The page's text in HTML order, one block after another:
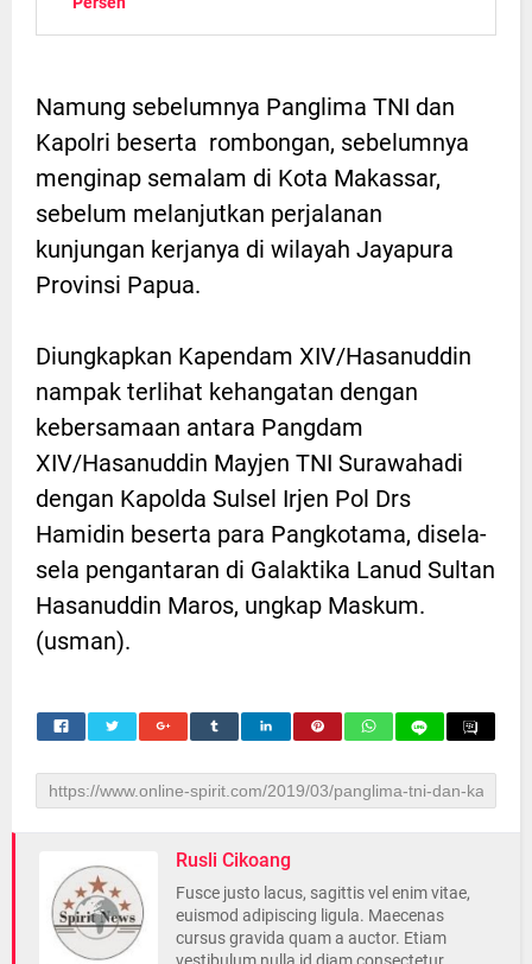
Namung sebelumnya Panglima TNI dan
Kapolri beserta rombongan, sebelumnya
menginap semalam di Kota Makassar,
sebelum melanjutkan perjalanan
kunjungan kerjanya di wilayah Jayapura
Provinsi Papua.
Diungkapkan Kapendam XIV/Hasanuddin
nampak terlihat kehangatan dengan
kebersamaan antara Pangdam
XIV/Hasanuddin Mayjen TNI Surawahadi
dengan Kapolda Sulsel Irjen Pol Drs
Hamidin beserta para Pangkotama, disela-
sela pengantaran di Galaktika Lanud Sultan
Hasanuddin Maros, ungkap Maskum.
(usman).
Rusli Cikoang
Fusce justo lacus, sagittis vel enim vitae,
euismod adipiscing ligula. Maecenas
cursus gravida quam a auctor. Etiam
vestibulum nulla id diam consectetur